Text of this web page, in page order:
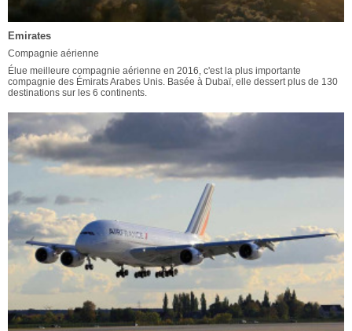
Emirates
Compagnie aérienne
Élue meilleure compagnie aérienne en 2016, c'est la plus importante
compagnie des Émirats Arabes Unis. Basée à Dubaï, elle dessert plus de 130
destinations sur les 6 continents.